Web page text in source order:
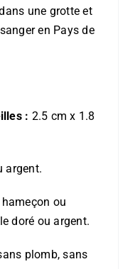
une grotte et
en Pays de
: 2.5 cm x 1.8
argent.
ou
doré ou argent.
plomb, sans